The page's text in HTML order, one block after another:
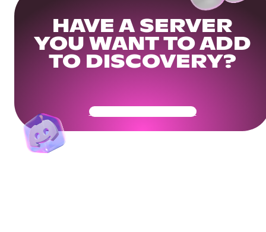
HAVE A SERVER
YOU WANT TO ADD
TO DISCOVERY?
Get Your Community Ready